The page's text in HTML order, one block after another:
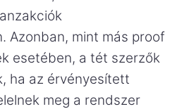
Azonban, mint más proof
esetében, a tét szerzők
ha az érvényesített
meg a rendszer